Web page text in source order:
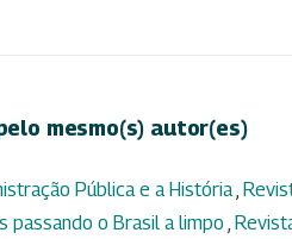
mesmo(s) autor(es)
Pública e a História
passando o Brasil a limpo